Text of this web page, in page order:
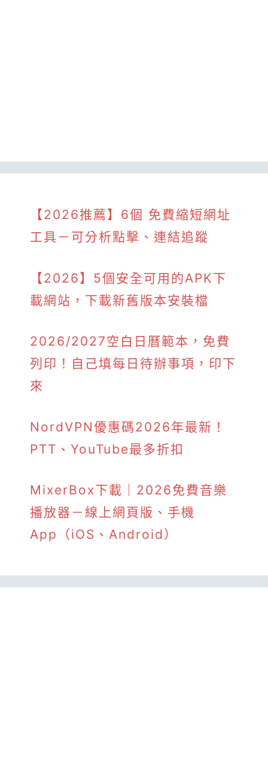
【2026推薦】6個 免費縮短網址
工具－可分析點擊、連結追蹤
【2026】5個安全可用的APK下
載網站，下載新舊版本安裝檔
2026/2027空白日曆範本，免費
列印！自己填每日待辦事項，印下
來
NordVPN優惠碼2026年最新！
PTT、YouTube最多折扣
MixerBox下載｜2026免費音樂
播放器－線上網頁版、手機
App（iOS、Android）